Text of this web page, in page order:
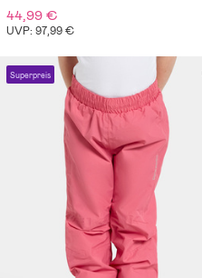
44,99 €
UVP: 97,99 €
Superpreis